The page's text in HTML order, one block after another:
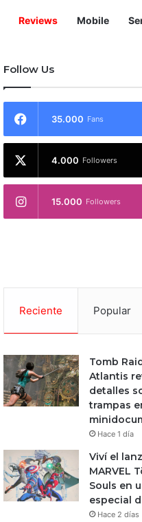
Reviews Mobile
Follow Us
35.000 Fans
4.000 Followers
15.000 Followers
Reciente Popular
Tomb
Atlantis
detalles
trampas
Hace 1 día
Viví el
MARVEL
Souls en
especial
Hace 2 días